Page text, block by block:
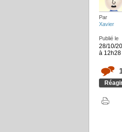
Par
Xavier
Publié le
28/10/
à 12h28